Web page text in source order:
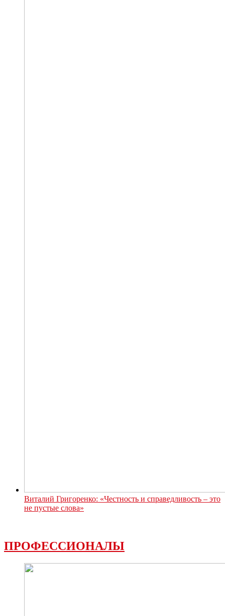
Виталий Григоренко: «Честность и справедливость – это
не пустые слова»
ПРОФЕССИОНАЛЫ